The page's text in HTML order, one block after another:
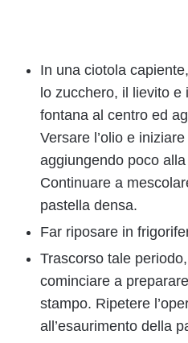
In una ciotola
lo zucchero, il lievito e
fontana al centro ed
Versare l’olio e
aggiungendo poco
Continuare a
pastella densa.
Far riposare in
Trascorso tale
cominciare a
stampo. Ripetere
all’esaurimento della